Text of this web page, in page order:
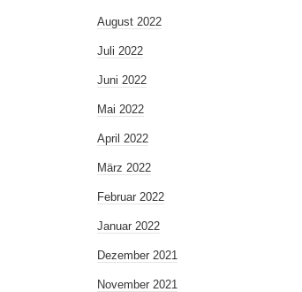
August 2022
Juli 2022
Juni 2022
Mai 2022
April 2022
März 2022
Februar 2022
Januar 2022
Dezember 2021
November 2021